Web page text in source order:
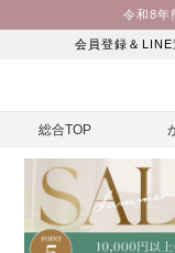
令和8年
会員登録＆LINE
総合TOP